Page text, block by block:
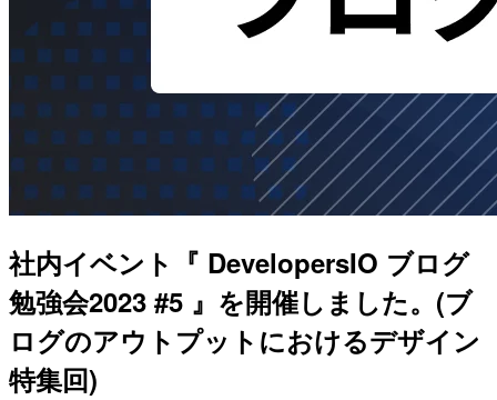
社内イベント『 DevelopersIO ブログ
勉強会2023 #5 』を開催しました。(ブ
ログのアウトプットにおけるデザイン
特集回)